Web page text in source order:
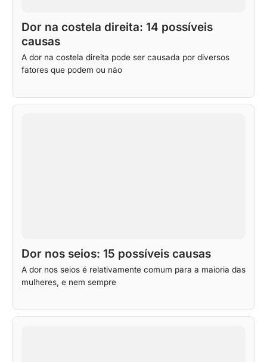
Dor na costela direita: 14 possíveis
causas
A dor na costela direita pode ser causada por diversos
fatores que podem ou não
Dor nos seios: 15 possíveis causas
A dor nos seios é relativamente comum para a maioria das
mulheres, e nem sempre